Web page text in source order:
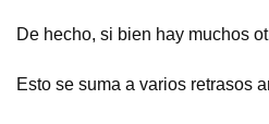
De hecho, si bien hay muchos
Esto se suma a varios retrasos